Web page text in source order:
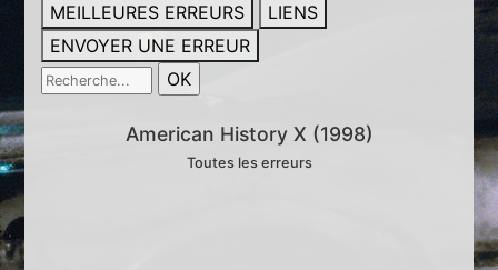
MEILLEURES ERREURS
LIENS
ENVOYER UNE ERREUR
American History X (1998)
Toutes les erreurs